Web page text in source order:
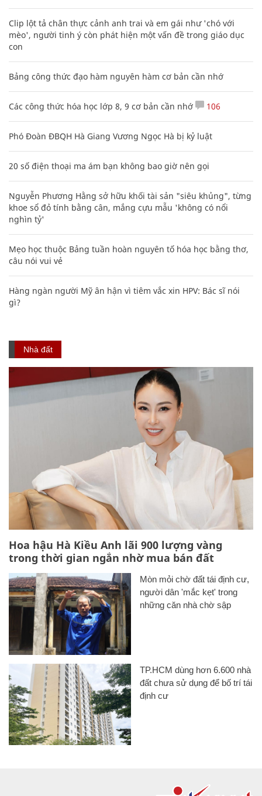
Clip lột tả chân thực cảnh anh trai và em gái như 'chó với
mèo', người tinh ý còn phát hiện một vấn đề trong giáo dục
con
Bảng công thức đạo hàm nguyên hàm cơ bản cần nhớ
Các công thức hóa học lớp 8, 9 cơ bản cần nhớ 106
Phó Đoàn ĐBQH Hà Giang Vương Ngọc Hà bị kỷ luật
20 số điện thoại ma ám bạn không bao giờ nên gọi
Nguyễn Phương Hằng sở hữu khối tài sản "siêu khủng", từng
khoe sổ đỏ tính bằng cân, mắng cựu mẫu 'không có nổi
nghìn tỷ'
Mẹo học thuộc Bảng tuần hoàn nguyên tố hóa học bằng thơ,
câu nói vui vẻ
Hàng ngàn người Mỹ ân hận vì tiêm vắc xin HPV: Bác sĩ nói
gì?
Nhà đất
Hoa hậu Hà Kiều Anh lãi 900 lượng vàng
trong thời gian ngắn nhờ mua bán đất
Mòn mỏi chờ đất tái định cư,
người dân 'mắc kẹt' trong
những căn nhà chờ sập
TP.HCM dùng hơn 6.600 nhà
đất chưa sử dụng để bố trí tái
định cư